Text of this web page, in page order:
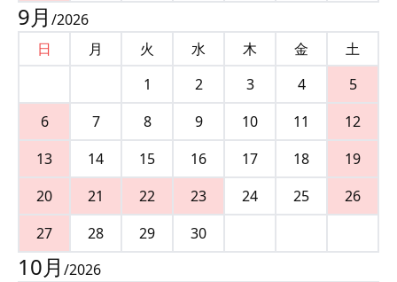
9月 /2026
日
月 火 水 木 金
土
1
2 3 4
5
6
7 8 9 10 11
12
13
14 15 16 17 18
19
20
21 22 23 24 25
26
27
28 29 30
10月 /2026